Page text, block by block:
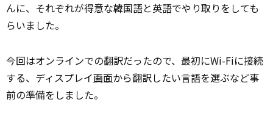
んに、それぞれが得意な韓国語と英語でやり取りをしても
らいました。
今回はオンラインでの翻訳だったので、最初にWi-Fiに接続
する、ディスプレイ画面から翻訳したい言語を選ぶなど事
前の準備をしました。